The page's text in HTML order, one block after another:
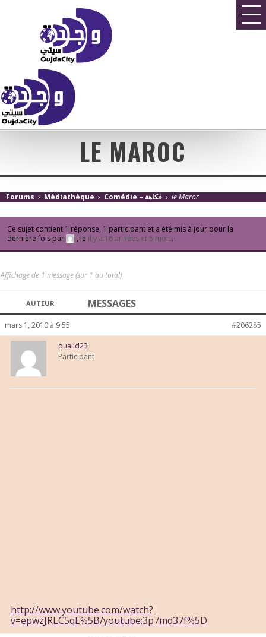
LE MAROC
Forums › Médiathèque › Comédie – فكاهة › le Maroc
Ce sujet contient 1 réponse, 1 participant et a été mis à jour pour la
dernière fois par
, le il y a 16 années et 5 mois.
Affichage de 1 message (sur 1 au total)
AUTEUR MESSAGES
mars 1, 2010 à 9:55 #206385
oualid23
Participant
http://www.youtube.com/watch?
v=epwzJRLC5qE%5B/youtube:3p7md37f%5D